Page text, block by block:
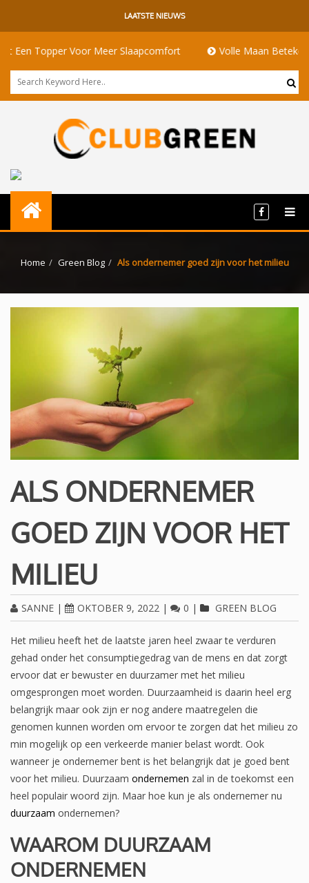
LAATSTE NIEUWS
Voor Meer Slaapcomfort Volle Maan Betekenis:
Home Green Blog Als ondernemer goed zijn voor het milieu
ALS ONDERNEMER
GOED ZIJN VOOR HET
MILIEU
SANNE | OKTOBER 9, 2022 | 0 | GREEN BLOG
Het milieu heeft het de laatste jaren heel zwaar te verduren
gehad onder het consumptiegedrag van de mens en dat zorgt
ervoor dat er bewuster en duurzamer met het milieu
omgesprongen moet worden. Duurzaamheid is daarin heel erg
belangrijk maar ook zijn er nog andere maatregelen die
genomen kunnen worden om ervoor te zorgen dat het milieu zo
min mogelijk op een verkeerde manier belast wordt. Ook
wanneer je ondernemer bent is het belangrijk dat je goed bent
voor het milieu. Duurzaam ondernemen zal in de toekomst een
heel populair woord zijn. Maar hoe kun je als ondernemer nu
duurzaam ondernemen?
WAAROM DUURZAAM
ONDERNEMEN